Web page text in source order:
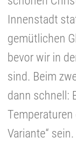
Innenstadt
gemütlichen
bevor wir in
sind. Beim
dann schnell:
Temperaturen
Variante“ sein.